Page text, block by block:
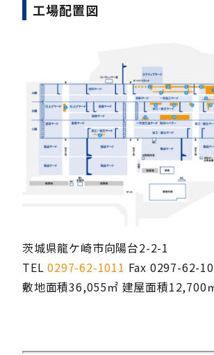
工場配置図
茨城県龍ケ崎市向陽台2-2-1
TEL0297-62-1011 Fax 0297-62-
敷地面積36,055㎡ 建屋面積12,700